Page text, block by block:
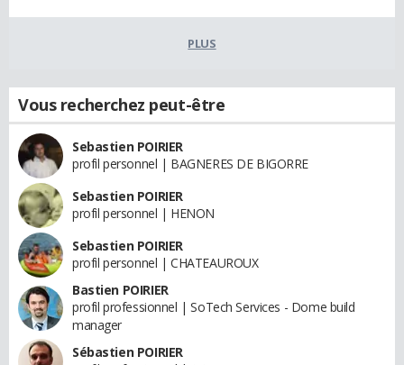
PLUS
Vous recherchez peut-être
Sebastien POIRIER
profil personnel | BAGNERES DE BIGORRE
Sebastien POIRIER
profil personnel | HENON
Sebastien POIRIER
profil personnel | CHATEAUROUX
Bastien POIRIER
profil professionnel | SoTech Services - Dome build
manager
Sébastien POIRIER